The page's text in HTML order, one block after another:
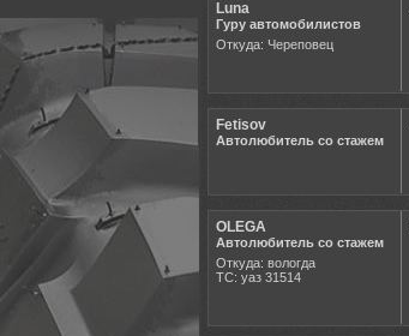
Luna
Гуру автомобилистов
Откуда: Череповец
Fetisov
Автолюбитель со стажем
OLEGA
Автолюбитель со стажем
Откуда: вологда
ТС: уаз 31514